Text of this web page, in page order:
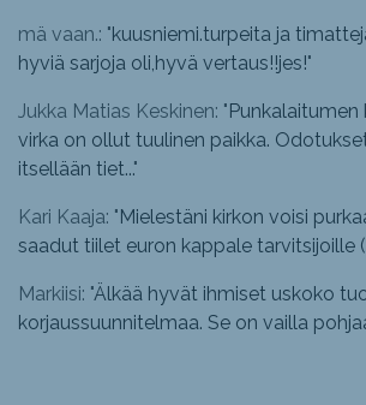
mä vaan.: "kuusniemi.turpeita ja
hyviä sarjoja oli,hyvä vertaus!!jes!"
Jukka Matias Keskinen: "Punkalaitumen
virka on ollut tuulinen paikka.
itsellään tiet..."
Kari Kaaja: "Mielestäni kirkon voisi
saadut tiilet euron kappale tarvitsijoille
Markiisi: "Älkää hyvät ihmiset uskoko
korjaussuunnitelmaa. Se on vailla